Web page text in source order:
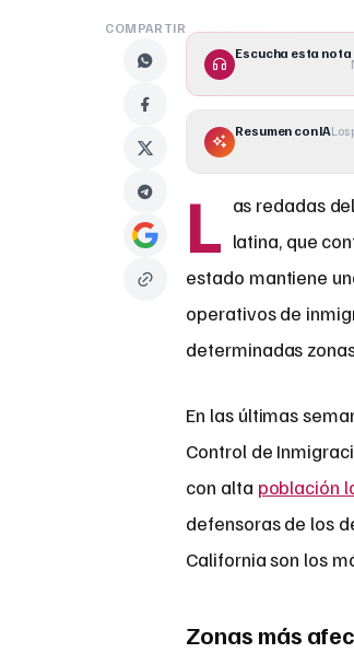
COMPARTIR
Escucha esta nota
Resumen con IALos
L as redadas del
latina, que
estado mantiene
operativos de
determinadas
En las últimas
Control de
con alta población
defensoras de los
California son los
Zonas más